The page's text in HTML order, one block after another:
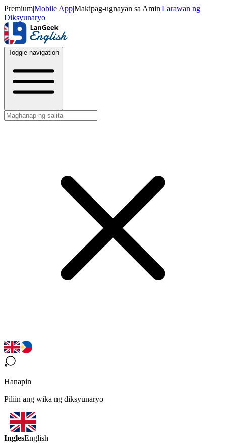
Premium|Mobile App|Makipag-ugnayan sa Amin|Larawan ng
Diksyunaryo
Toggle navigation
Hanapin
Piliin ang wika ng diksyunaryo
InglesEnglish